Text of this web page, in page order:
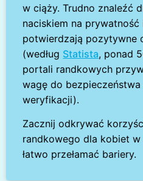
w ciąży. Trudno znaleźć
naciskiem na
potwierdzają pozytywne
(według Statista, ponad
portali randkowych
wagę do
weryfikacji).
Zacznij odkrywać
randkowego dla kobiet
łatwo przełamać bariery.